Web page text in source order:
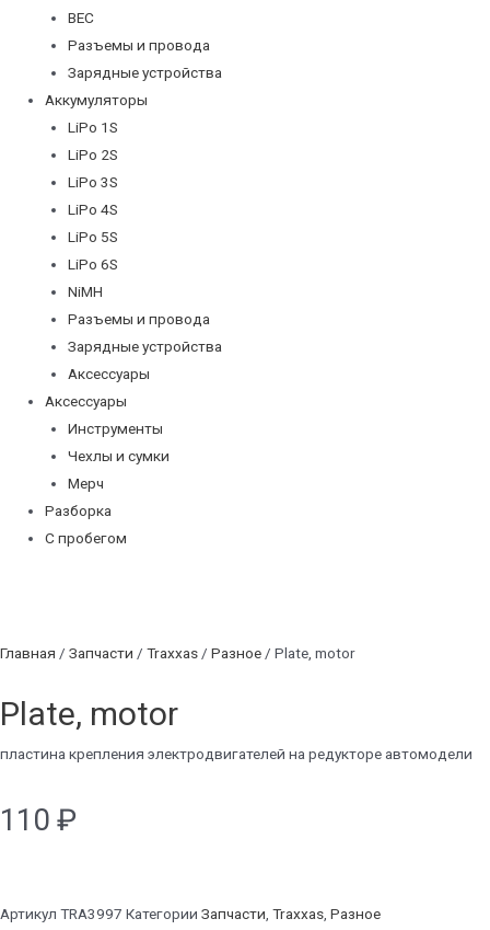
BEC
Разъемы и провода
Зарядные устройства
Аккумуляторы
LiPo 1S
LiPo 2S
LiPo 3S
LiPo 4S
LiPo 5S
LiPo 6S
NiMH
Разъемы и провода
Зарядные устройства
Аксессуары
Аксессуары
Инструменты
Чехлы и сумки
Мерч
Разборка
С пробегом
Главная / Запчасти / Traxxas / Разное / Plate, motor
Plate, motor
пластина крепления электродвигателей на редукторе автомодели
110 ₽
Артикул TRA3997 Категории Запчасти, Traxxas, Разное